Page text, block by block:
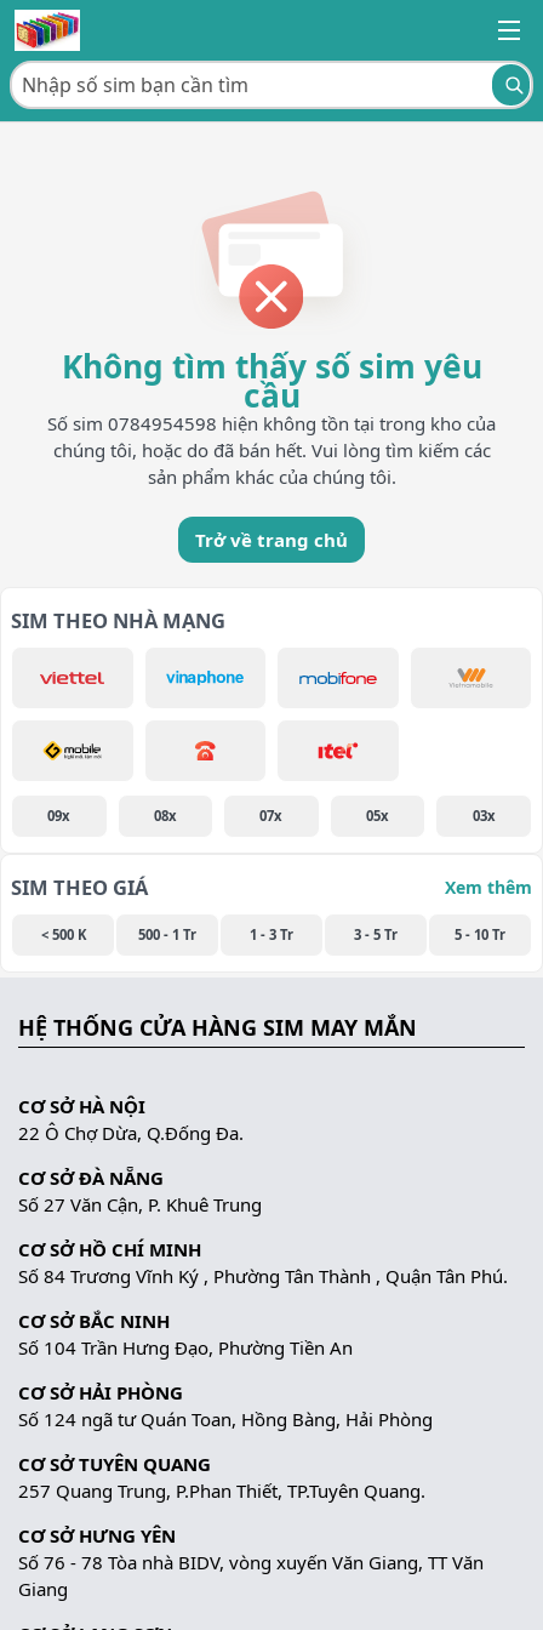
Không tìm thấy số sim yêu
cầu
Số sim 0784954598 hiện không tồn tại trong kho của
chúng tôi, hoặc do đã bán hết. Vui lòng tìm kiếm các
sản phẩm khác của chúng tôi.
Trở về trang chủ
SIM THEO NHÀ MẠNG
09x 08x 07x 05x 03x
SIM THEO GIÁ Xem thêm
< 500 K 500 - 1 Tr 1 - 3 Tr 3 - 5 Tr 5 - 10 Tr
HỆ THỐNG CỬA HÀNG SIM MAY MẮN
CƠ SỞ HÀ NỘI
22 Ô Chợ Dừa, Q.Đống Đa.
CƠ SỞ ĐÀ NẴNG
Số 27 Văn Cận, P. Khuê Trung
CƠ SỞ HỒ CHÍ MINH
Số 84 Trương Vĩnh Ký , Phường Tân Thành , Quận Tân Phú.
CƠ SỞ BẮC NINH
Số 104 Trần Hưng Đạo, Phường Tiền An
CƠ SỞ HẢI PHÒNG
Số 124 ngã tư Quán Toan, Hồng Bàng, Hải Phòng
CƠ SỞ TUYÊN QUANG
257 Quang Trung, P.Phan Thiết, TP.Tuyên Quang.
CƠ SỞ HƯNG YÊN
Số 76 - 78 Tòa nhà BIDV, vòng xuyến Văn Giang, TT Văn
Giang